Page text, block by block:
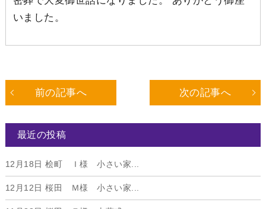
いました。
前の記事へ 次の記事へ
最近の投稿
12月18日 桧町 Ｉ様 小さい家...
12月12日 桜田 Ｍ様 小さい家...